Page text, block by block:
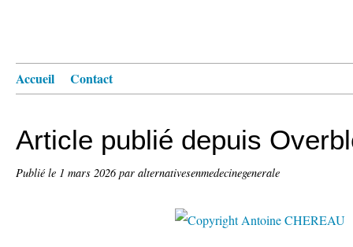
Accueil Contact
Article publié depuis
Publié le 1 mars 2026par alternativesenmedecinegenerale